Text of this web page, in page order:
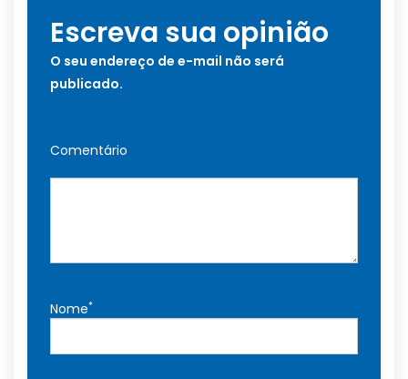
Escreva sua opinião
O seu endereço de e-mail não será
publicado.
Comentário
Nome*